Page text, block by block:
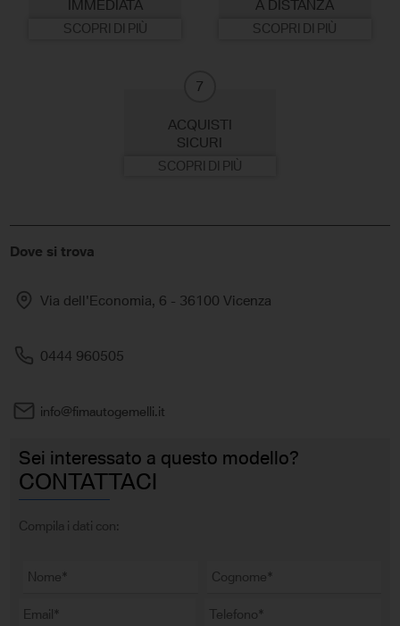
IMMEDIATA
SCOPRI DI PIÙ
A DISTANZA
SCOPRI DI PIÙ
7
ACQUISTI
SICURI
SCOPRI DI PIÙ
Dove si trova
Via dell'Economia, 6 - 36100 Vicenza
0444 960505
info@fimautogemelli.it
Sei interessato a questo modello?
CONTATTACI
Compila i dati con: